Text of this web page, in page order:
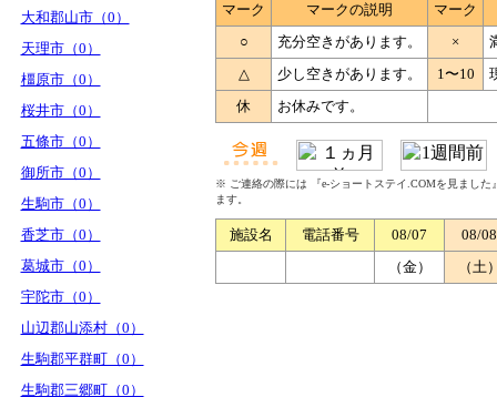
大和郡山市（0）
天理市（0）
橿原市（0）
桜井市（0）
五條市（0）
御所市（0）
生駒市（0）
香芝市（0）
葛城市（0）
宇陀市（0）
山辺郡山添村（0）
生駒郡平群町（0）
生駒郡三郷町（0）
マーク マークの説明
マーク
○
充分空きがあります。 ×
△
少し空きがあります。 1〜10
休
お休みです。
※ ご連絡の際には 『e-ショートステイ.COMを見まし
ます。
施設名 電話番号 08/07
08/08
（金）
（土